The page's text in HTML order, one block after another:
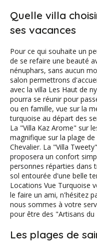
Quelle villa
ses vacances
Pour ce qui souhaite un
de se refaire une beauté
nénuphars, sans aucun
salon permettrons
avec la villa Les Haut de
pourra se réunir pour
ou en famille, vue sur la
turquoise au départ des
La "Villa Kaz Arome" sur
magnifique sur la plage
Chevalier. La "Villa
proposera un confort
personnes réparties dans
sol entourée d'une belle
Locations Vue Turquoise
le faire un ami, n'hésitez
nous sommes à votre
pour être des "Artisans du
Les plages de